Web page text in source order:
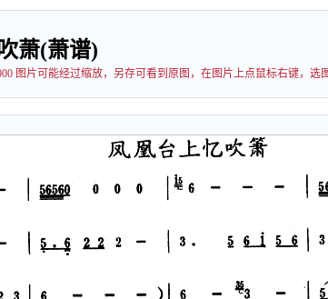
萧(萧谱)
图片可能经过缩放，另存可看到原图，在图片上点鼠标右键，选